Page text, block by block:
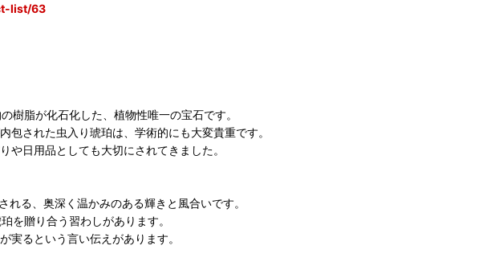
list/63
樹脂が化石化した、植物性唯一の宝石です。
された虫入り琥珀は、学術的にも大変貴重です。
や日用品としても大切にされてきました。
る、奥深く温かみのある輝きと風合いです。
を贈り合う習わしがあります。
実るという言い伝えがあります。